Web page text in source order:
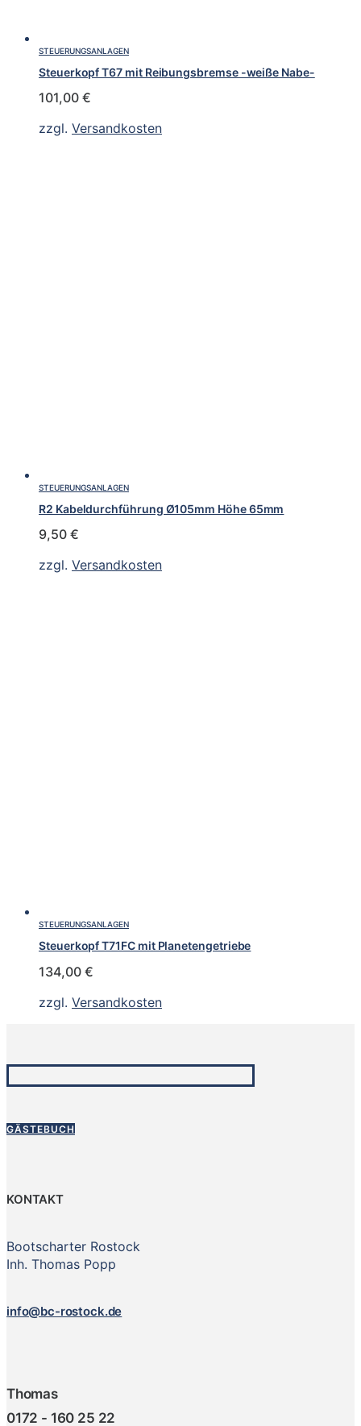
STEUERUNGSANLAGEN
Steuerkopf T67 mit Reibungsbremse -weiße Nabe-
101,00 €
zzgl. Versandkosten
STEUERUNGSANLAGEN
R2 Kabeldurchführung Ø105mm Höhe 65mm
9,50 €
zzgl. Versandkosten
STEUERUNGSANLAGEN
Steuerkopf T71FC mit Planetengetriebe
134,00 €
zzgl. Versandkosten
GÄSTEBUCH
KONTAKT
Bootscharter Rostock
Inh. Thomas Popp
info@bc-rostock.de
Thomas
0172 - 160 25 22